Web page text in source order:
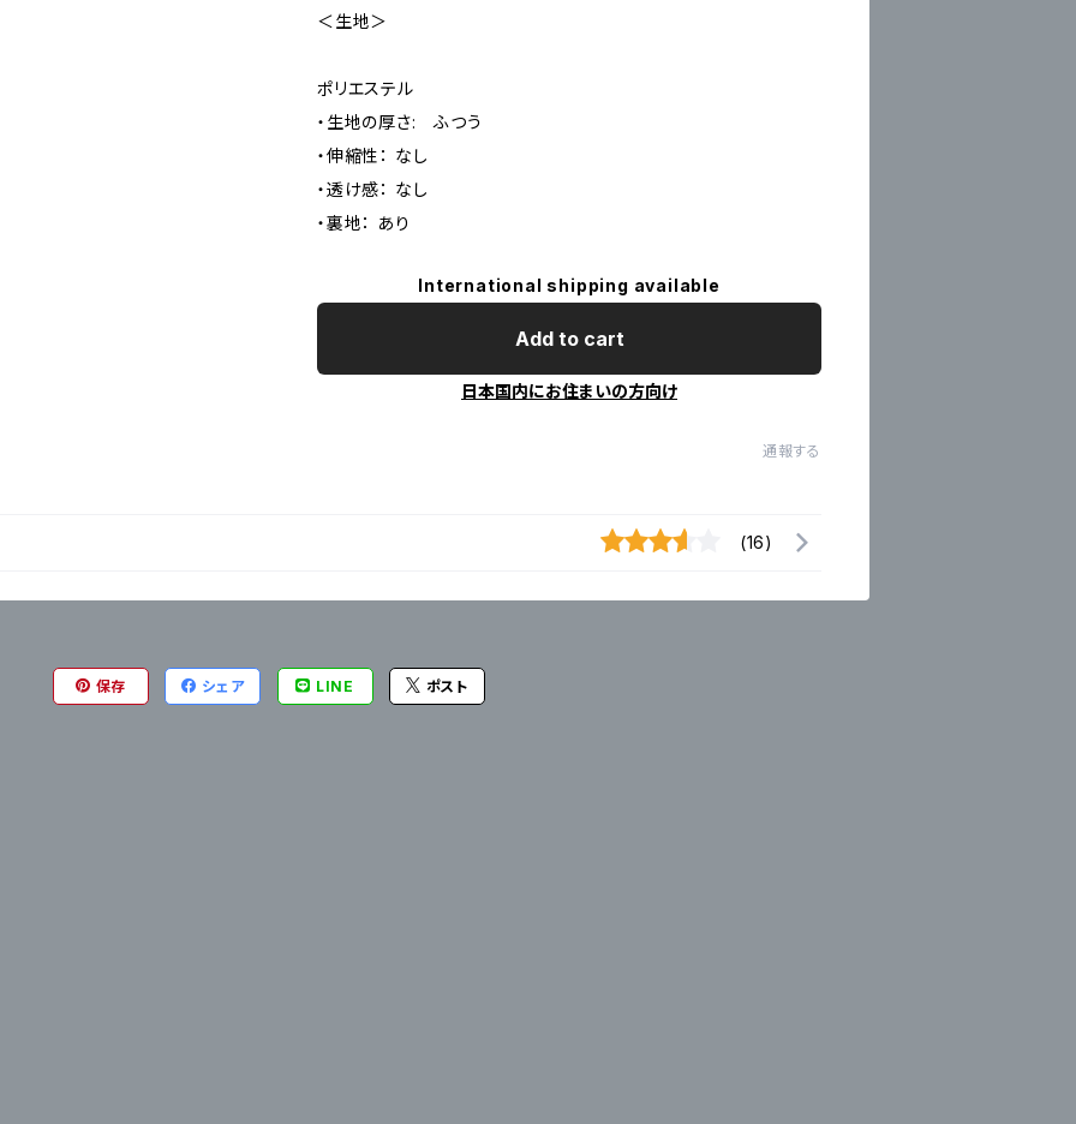
＜生地＞
ポリエステル
・生地の厚さ: ふつう
・伸縮性： なし
・透け感： なし
・裏地： あり
International shipping available
Add to cart
日本国内にお住まいの方向け
通報する
(16)
保存 シェア LINE ポスト